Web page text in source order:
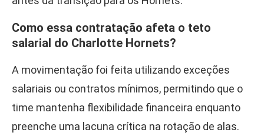
Como essa contratação afeta o teto
salarial do Charlotte Hornets?
A movimentação foi feita utilizando exceções
salariais ou contratos mínimos, permitindo que o
time mantenha flexibilidade financeira enquanto
preenche uma lacuna crítica na rotação de alas.